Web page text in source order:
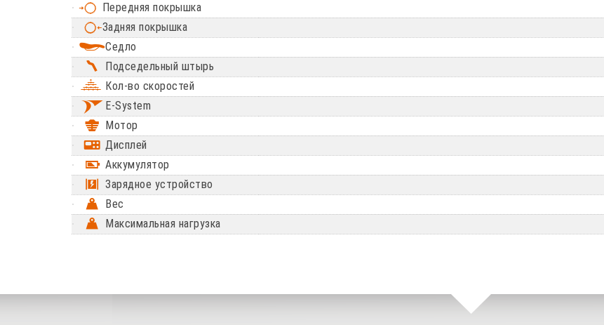
Передняя покрышка
Задняя покрышка
Седло
Подседельный штырь
Кол-во скоростей
E-System
Мотор
Дисплей
Аккумулятор
Зарядное устройство
Вес
Максимальная нагрузка